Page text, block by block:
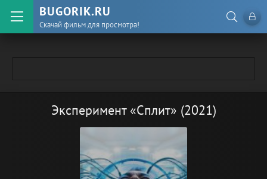
BUGORIK.RU
Скачай фильм для просмотра!
Эксперимент «Сплит» (2021)